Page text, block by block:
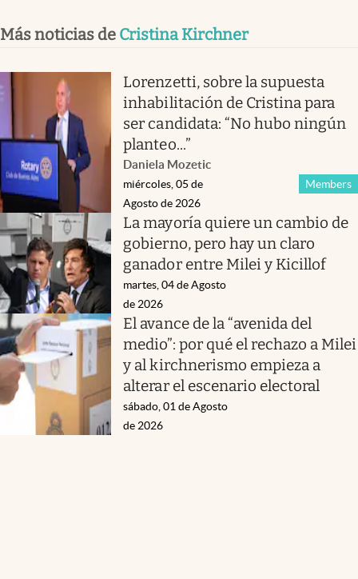
Más noticias de Cristina Kirchner
Lorenzetti, sobre la supuesta
inhabilitación de Cristina para
ser candidata: “No hubo ningún
planteo...”
Daniela Mozetic
Members
miércoles, 05 de
Agosto de 2026
La mayoría quiere un cambio de
gobierno, pero hay un claro
ganador entre Milei y Kicillof
martes, 04 de Agosto
de 2026
El avance de la “avenida del
medio”: por qué el rechazo a Milei
y al kirchnerismo empieza a
alterar el escenario electoral
sábado, 01 de Agosto
de 2026